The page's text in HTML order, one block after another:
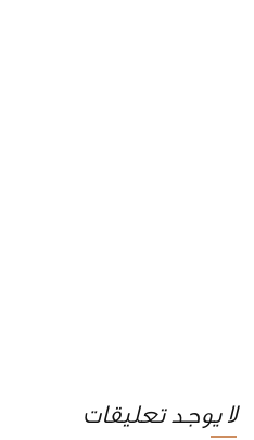
لا يوجد تعليقات